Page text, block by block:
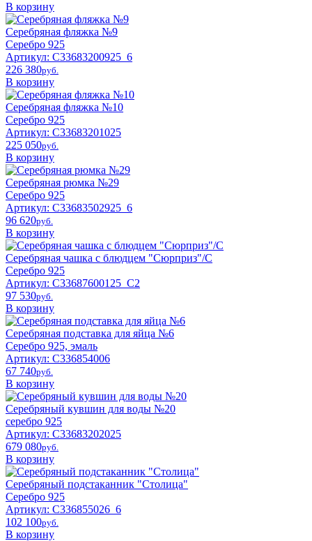
В корзину
Серебряная фляжка №9
Серебро 925
Артикул: С33683200925_6
226 380pyб.
В корзину
Серебряная фляжка №10
Серебро 925
Артикул: С33683201025
225 050pyб.
В корзину
Серебряная рюмка №29
Серебро 925
Артикул: С33683502925_6
96 620pyб.
В корзину
Серебряная чашка с блюдцем "Сюрприз"/С
Серебро 925
Артикул: С33687600125_С2
97 530pyб.
В корзину
Серебряная подставка для яйца №6
Серебро 925, эмаль
Артикул: С336854006
67 740pyб.
В корзину
Серебряный кувшин для воды №20
серебро 925
Артикул: С33683202025
679 080pyб.
В корзину
Серебряный подстаканник "Столица"
Серебро 925
Артикул: С336855026_6
102 100pyб.
В корзину